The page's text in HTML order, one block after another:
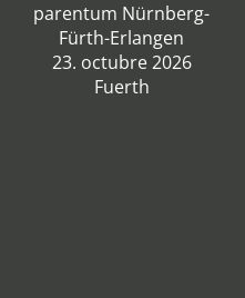
parentum Nürnberg-
Fürth-Erlangen
23. octubre 2026
Fuerth